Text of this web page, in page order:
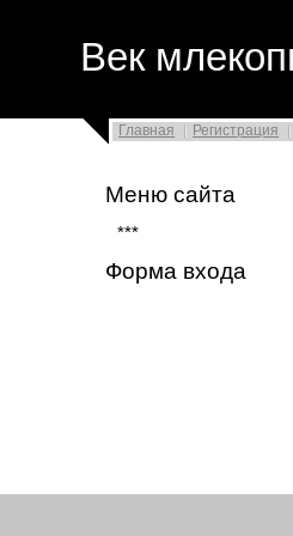
Век
Главная Регистрация
Меню сайта
***
Форма входа